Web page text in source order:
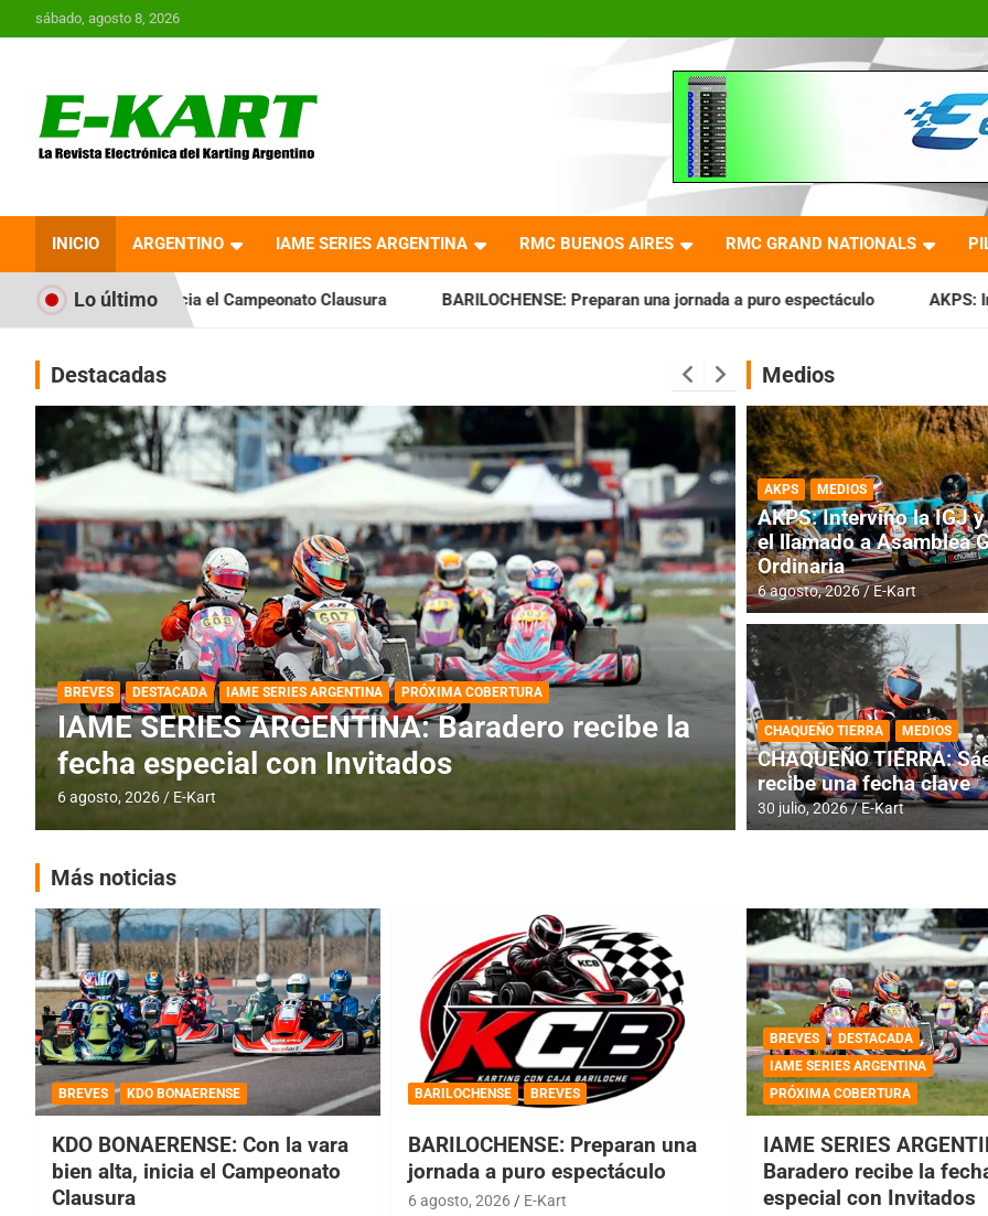
al
sábado, agosto 8, 2026
Revista Electrónica del
Karting en Argentina
INICIO ARGENTINO IAME SERIES ARGENTINA RMC BUENOS AIRES RMC GRAND NATIONALS
Lo último
el Campeonato Clausura BARILOCHENSE: Preparan una jornada a puro espectáculo AKPS: Intervino la IGJ y
Destacadas
DESTACADA IAME SERIES ARGENTINA
IAME SERIES ARGENTINA: Horarios para la
fecha con Invitados
4 agosto, 2026 E-Kart
DESTACADA INFORME CENTRAL
RMC BUENOS
histórica en
4 agosto, 2026 E-Kart
Medios
AKPS MEDIOS
AKPS: Intervino la IGJ
el llamado a Asamblea
Ordinaria
6 agosto, 2026 E-Kart
CHAQUEÑO TIERRA MEDIOS
CHAQUEÑO TIERRA:
recibe una fecha clave
30 julio, 2026 E-Kart
Más noticias
BREVES KDO BONAERENSE
KDO BONAERENSE: Con la vara
bien alta, inicia el Campeonato
Clausura
BARILOCHENSE BREVES
BARILOCHENSE: Preparan una
jornada a puro espectáculo
6 agosto, 2026 E-Kart
BREVES
DESTACADA
IAME SERIES ARGENTINA
PRÓXIMA COBERTURA
IAME SERIES
Baradero recibe la
especial con Invitados